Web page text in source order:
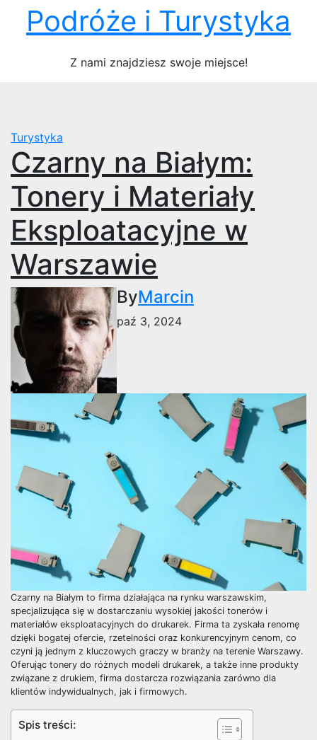
Podróże i Turystyka
Z nami znajdziesz swoje miejsce!
Turystyka
Czarny na Białym:
Tonery i Materiały
Eksploatacyjne w
Warszawie
ByMarcin
paź 3, 2024
Czarny na Białym to firma działająca na rynku warszawskim,
specjalizująca się w dostarczaniu wysokiej jakości tonerów i
materiałów eksploatacyjnych do drukarek. Firma ta zyskała renomę
dzięki bogatej ofercie, rzetelności oraz konkurencyjnym cenom, co
czyni ją jednym z kluczowych graczy w branży na terenie Warszawy.
Oferując tonery do różnych modeli drukarek, a także inne produkty
związane z drukiem, firma dostarcza rozwiązania zarówno dla
klientów indywidualnych, jak i firmowych.
Spis treści: